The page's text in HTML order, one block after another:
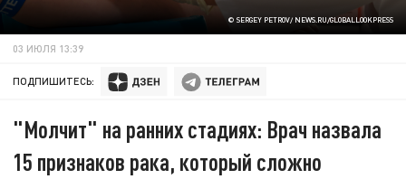
© SERGEY PETROV/ NEWS.RU/GLOBALLOOKPRESS
03 ИЮЛЯ 13:39
ПОДПИШИТЕСЬ:
"Молчит" на ранних стадиях: Врач назвала
15 признаков рака, который сложно